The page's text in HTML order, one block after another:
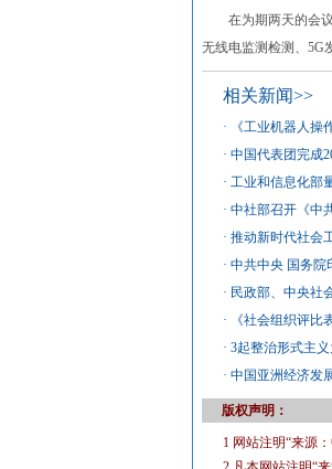
在为期两天的会议
无线电监测检测、5G
相关新闻>>
· 《工业机器人
· 中国代表团完成
· 工业和信息化部
· 中社部召开《中
· 推动新时代社会
· 中共中央 国务院
· 民政部、中央社
·
《社会组织评比
· 3起整治形式主
· 中国亚洲经济发
版权声明：
1 网站注明“来源